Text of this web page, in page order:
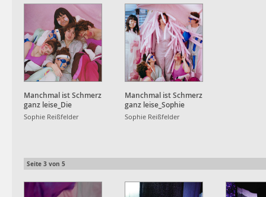
Manchmal ist Schmerz
ganz leise_Die
Versöhnung
Sophie Reißfelder
Manchmal ist Schmerz
ganz leise_Sophie
umgeben von ihren
Körperzellen
Sophie Reißfelder
Seite 3 von 5